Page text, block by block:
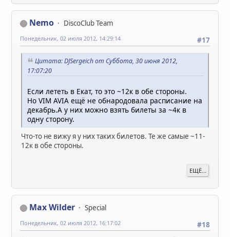
Nemo
DiscoClub Team
#17
Понедельник, 02 июля 2012, 14:29:14
Цитата: DJSergeich от Суббота, 30 июня 2012,
17:07:20
Если лететь в Екат, то это ~12к в обе стороны.
Но VIM AVIA ещё не обнародовала расписание на
декабрь.А у них можно взять билеты за ~4к в
одну сторону.
Что-то не вижу я у них таких билетов. Те же самые ~11-
12к в обе стороны.
ЕЩЁ...
Max Wilder
Special
#18
Понедельник, 02 июля 2012, 16:17:02